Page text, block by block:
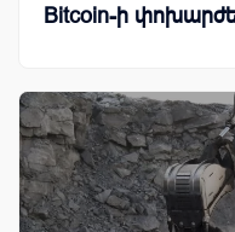
Bitcoin-ի